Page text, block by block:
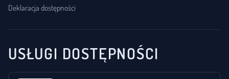
Deklaracja dostępności
USŁUGI DOSTĘPNOŚCI